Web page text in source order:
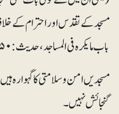
مسجد کے تقدس اور احترام کے
باب ما یکرہ فی المساجد، حدیث:۷۵۰)
مسجد یں امن و سلامتی کا گہوارہ
گنجائش نہیں۔